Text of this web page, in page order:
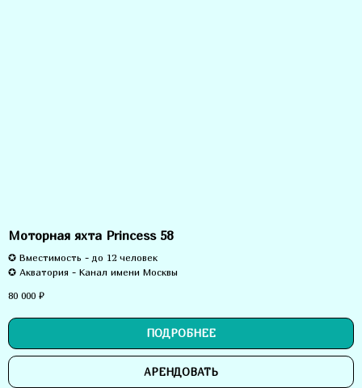
Моторная яхта Princess 58
✪ Вместимость - до 12 человек
✪ Акватория - Канал имени Москвы
80 000 ₽
ПОДРОБНЕЕ
АРЕНДОВАТЬ